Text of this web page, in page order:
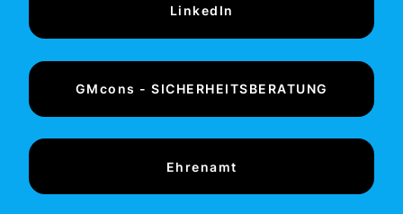
LinkedIn
GMcons - SICHERHEITSBERATUNG
Ehrenamt